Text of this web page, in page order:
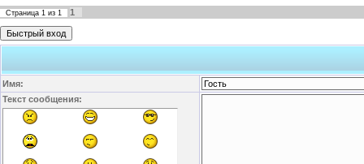
Страница 1 из 1 1
Имя:
Текст сообщения: